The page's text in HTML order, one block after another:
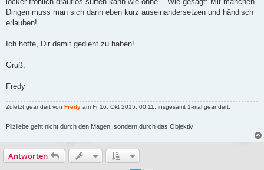
Dingen muss man sich dann eben kurz auseinandersetzen und händisch
erlauben!
Ich hoffe, Dir damit gedient zu haben!
Gruß,
Fredy
Zuletzt geändert von Fredy am Fr 16. Okt 2015, 00:11, insgesamt 1-mal geändert.
Pilzliebe geht nicht durch den Magen, sondern durch das Objektiv!
Antworten